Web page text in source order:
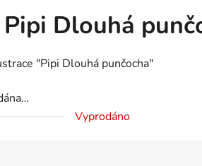
Dlouhá
"Pipi Dlouhá punčocha"
Vyprodáno